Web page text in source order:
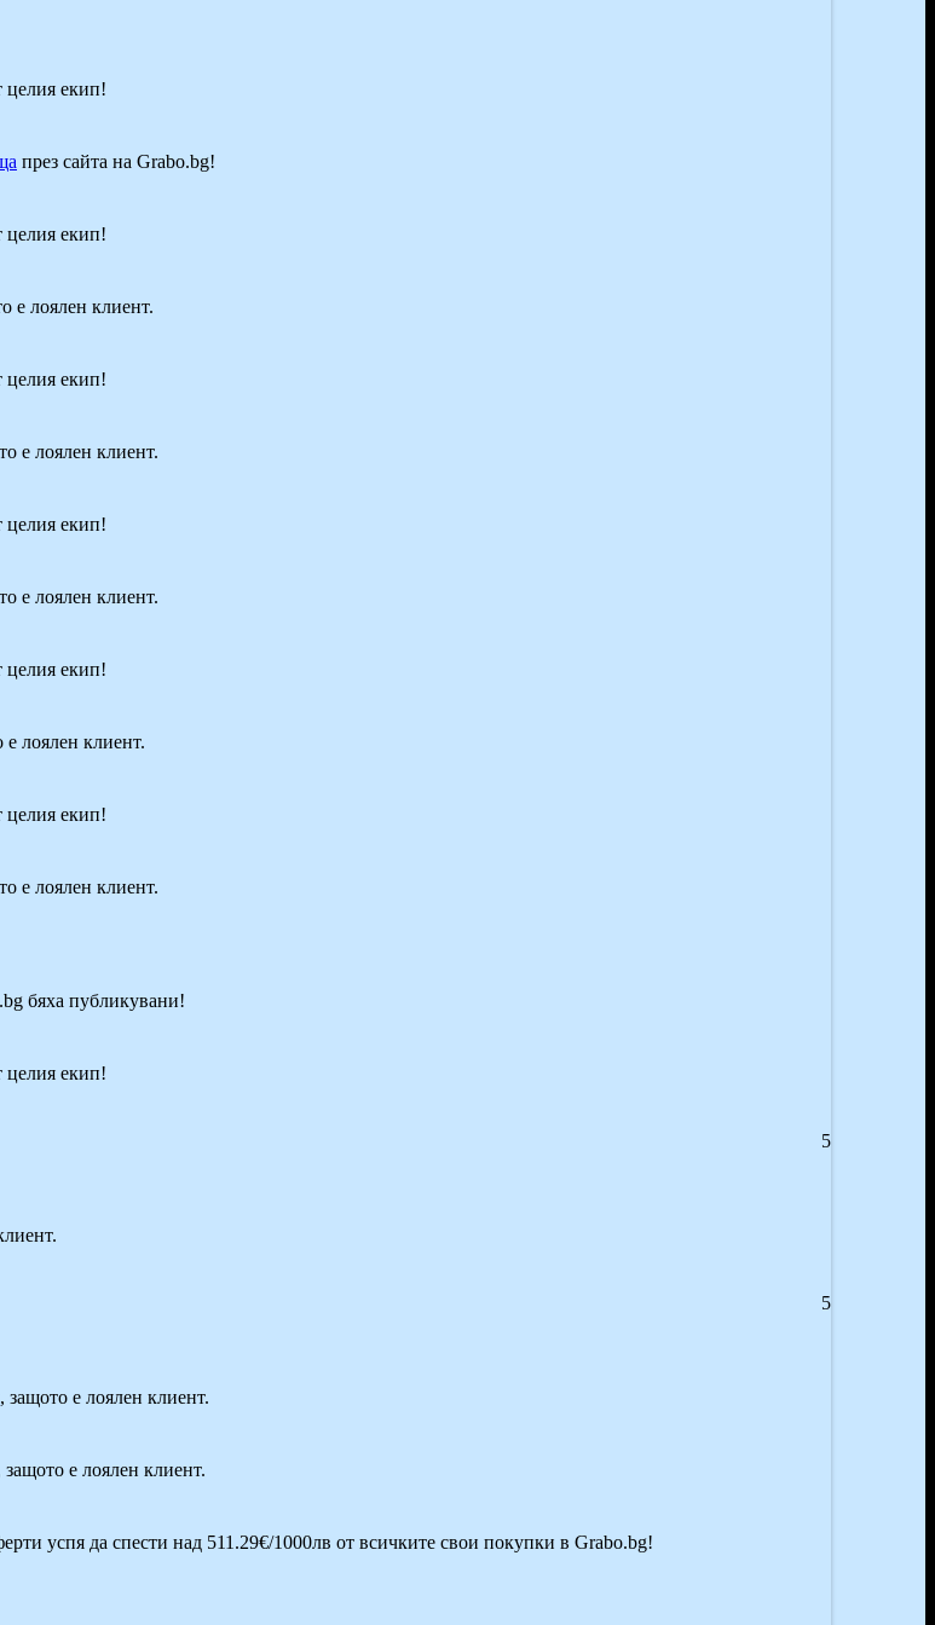
целия екип!
през сайта на Grabo.bg!
целия екип!
е лоялен клиент.
целия екип!
е лоялен клиент.
целия екип!
е лоялен клиент.
целия екип!
е лоялен клиент.
целия екип!
е лоялен клиент.
бяха публикувани!
целия екип!
5
5
, защото е лоялен клиент.
защото е лоялен клиент.
успя да спести над 511.29€/1000лв от всичките свои покупки в Grabo.bg!